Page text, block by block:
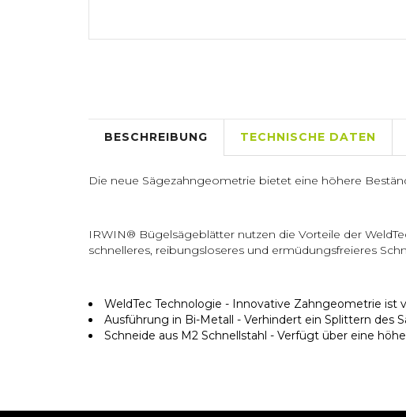
BESCHREIBUNG TECHNISCHE DATEN
Die neue Sägezahngeometrie bietet eine höhere
IRWIN® Bügelsägeblätter nutzen die Vorteile der
schnelleres, reibungsloseres und ermüdungsfreieres
WeldTec Technologie - Innovative Zahngeometrie ist
Ausführung in Bi-Metall - Verhindert ein Splittern des
Schneide aus M2 Schnellstahl - Verfügt über eine